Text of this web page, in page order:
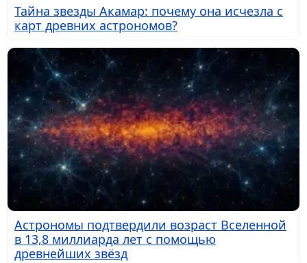
Тайна звезды Акамар: почему она исчезла с
карт древних астрономов?
Астрономы подтвердили возраст Вселенной
в 13,8 миллиарда лет с помощью
древнейших звёзд